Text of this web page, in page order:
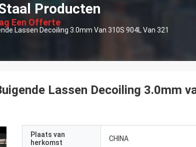
Een Offerte
Aan
Producten
Lassen Decoiling 3.0mm Van 310S 904L Van 321
Lassen Decoiling 3.0mm
Plaats van
herkomst
CHINA